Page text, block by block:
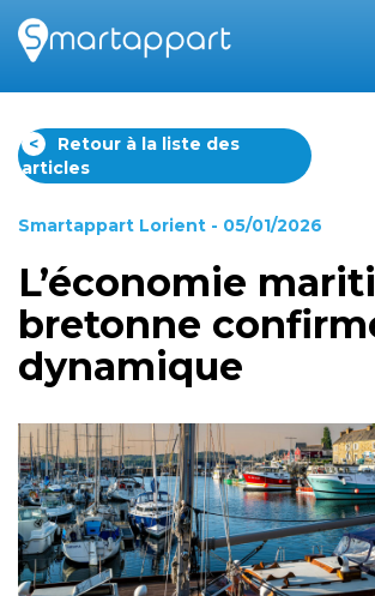
<
Retour à la liste des
articles
Smartappart Lorient - 05/01/2026
L’économie
bretonne
dynamique